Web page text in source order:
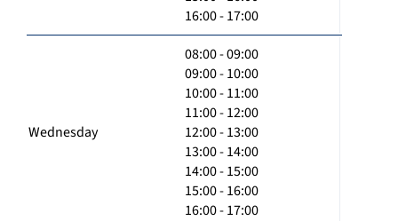
16:00 - 17:00
Wednesday
08:00 - 09:00
09:00 - 10:00
10:00 - 11:00
11:00 - 12:00
12:00 - 13:00
13:00 - 14:00
14:00 - 15:00
15:00 - 16:00
16:00 - 17:00